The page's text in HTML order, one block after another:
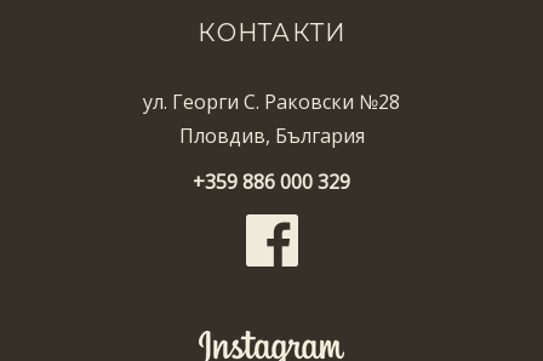
КОНТАКТИ
ул. Георги С. Раковски №28
Пловдив, България
+359 886 000 329